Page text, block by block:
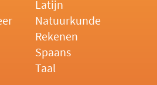
Latijn
Natuurkunde
Rekenen
Spaans
Taal